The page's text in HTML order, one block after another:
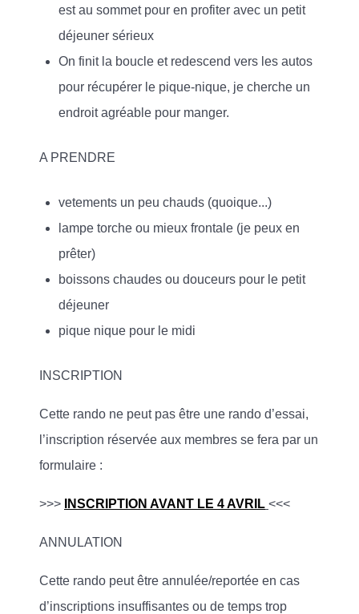
est au sommet pour en profiter avec un petit
déjeuner sérieux
On finit la boucle et redescend vers les autos
pour récupérer le pique-nique, je cherche un
endroit agréable pour manger.
A PRENDRE
vetements un peu chauds (quoique...)
lampe torche ou mieux frontale (je peux en
prêter)
boissons chaudes ou douceurs pour le petit
déjeuner
pique nique pour le midi
INSCRIPTION
Cette rando ne peut pas être une rando d’essai,
l’inscription réservée aux membres se fera par un
formulaire :
>>> INSCRIPTION AVANT LE 4 AVRIL <<<
ANNULATION
Cette rando peut être annulée/reportée en cas
d’inscriptions insuffisantes ou de temps trop